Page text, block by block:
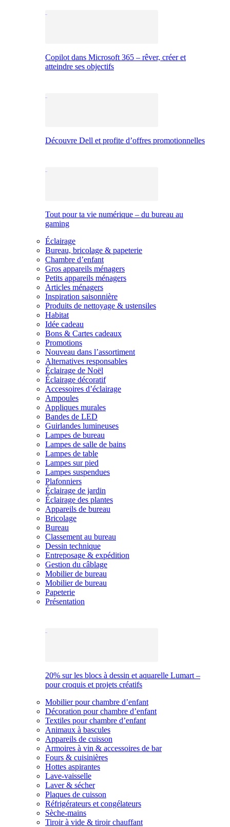
Copilot dans Microsoft 365 – rêver, créer et
atteindre ses objectifs
Découvre Dell et profite d’offres promotionnelles
Tout pour ta vie numérique – du bureau au
gaming
Éclairage
Bureau, bricolage & papeterie
Chambre d’enfant
Gros appareils ménagers
Petits appareils ménagers
Articles ménagers
Inspiration saisonnière
Produits de nettoyage & ustensiles
Habitat
Idée cadeau
Bons & Cartes cadeaux
Promotions
Nouveau dans l’assortiment
Alternatives responsables
Éclairage de Noël
Éclairage décoratif
Accessoires d’éclairage
Ampoules
Appliques murales
Bandes de LED
Guirlandes lumineuses
Lampes de bureau
Lampes de salle de bains
Lampes de table
Lampes sur pied
Lampes suspendues
Plafonniers
Éclairage de jardin
Éclairage des plantes
Appareils de bureau
Bricolage
Bureau
Classement au bureau
Dessin technique
Entreposage & expédition
Gestion du câblage
Mobilier de bureau
Mobilier de bureau
Papeterie
Présentation
20% sur les blocs à dessin et aquarelle Lumart –
pour croquis et projets créatifs
Mobilier pour chambre d’enfant
Décoration pour chambre d’enfant
Textiles pour chambre d’enfant
Animaux à bascules
Appareils de cuisson
Armoires à vin & accessoires de bar
Fours & cuisinières
Hottes aspirantes
Lave-vaisselle
Laver & sécher
Plaques de cuisson
Réfrigérateurs et congélateurs
Sèche-mains
Tiroir à vide & tiroir chauffant